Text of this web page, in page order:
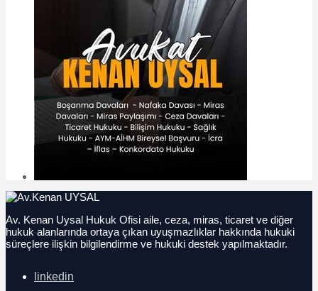
Av. Kenan Uysal Hukuk Ofisi aile, ceza, miras, ticaret ve diğer
hukuk alanlarında ortaya çıkan uyuşmazlıklar hakkında hukuki
süreçlere ilişkin bilgilendirme ve hukuki destek yapılmaktadır.
linkedin